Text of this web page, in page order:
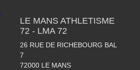
LE MANS ATHLETISME
72 - LMA 72
26 RUE DE RICHEBOURG BAL
7
72000 LE MANS